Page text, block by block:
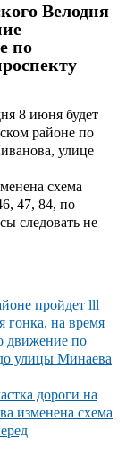
Велодня
по
8 июня будет
районе по
улице
схема
47, 84, по
следовать не
пройдет lll
гонка, на время
движение по
улицы Минаева
дороги на
изменена схема